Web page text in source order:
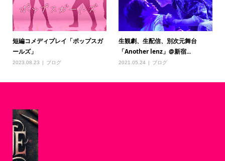
短編コメディプレイ「ポップスガ
ールズ」
2023.08.23 ブログ
生観劇、生配信、別次元舞台
「Another lenz」@新宿...
2021.05.24 ブログ